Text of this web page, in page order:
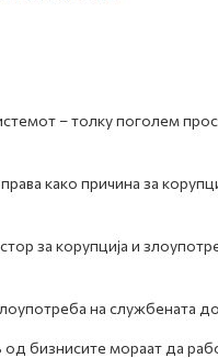
– толку поголем
како причина за
за корупција и
на службената
бизнисите мораат да